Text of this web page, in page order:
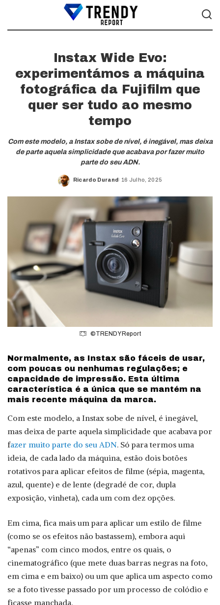
Instax Wide Evo:
experimentámos a máquina
fotográfica da Fujifilm que
quer ser tudo ao mesmo
tempo
Com este modelo, a Instax sobe de nível, é inegável, mas deixa
de parte aquela simplicidade que acabava por fazer muito
parte do seu ADN.
Posted
Ricardo Durand 16 Julho, 2025
©TRENDY Report
Normalmente, as Instax são fáceis de usar,
com poucas ou nenhumas regulações; e
capacidade de impressão. Esta última
característica é a única que se mantém na
mais recente máquina da marca.
Com este modelo, a Instax sobe de nível, é inegável,
mas deixa de parte aquela simplicidade que acabava por
fazer muito parte do seu ADN. Só para termos uma
ideia, de cada lado da máquina, estão dois botões
rotativos para aplicar efeitos de filme (sépia, magenta,
azul, quente) e de lente (degradé de cor, dupla
exposição, vinheta), cada um com dez opções.
Em cima, fica mais um para aplicar um estilo de filme
(como se os efeitos não bastassem), embora aqui
“apenas” com cinco modos, entre os quais, o
cinematográfico (que mete duas barras negras na foto,
em cima e em baixo) ou um que aplica um aspecto como
se a foto tivesse passado por um processo de colódio e
ficasse manchada.